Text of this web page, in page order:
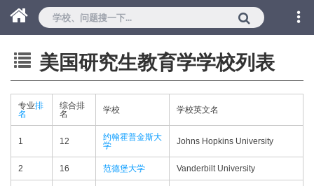
美国研究生教育学学校列表
专业排
名
综合排
名
学校 学校英文名
1 12
约翰霍普金斯大
学
Johns Hopkins University
2 16 范德堡大学 Vanderbilt University